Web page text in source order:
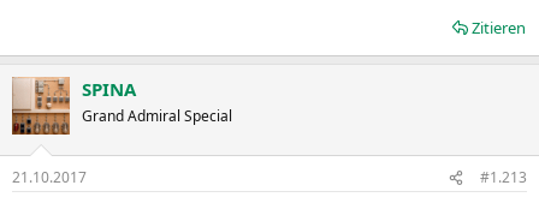
Zitieren
SPINA
Grand Admiral Special
21.10.2017 #1.213